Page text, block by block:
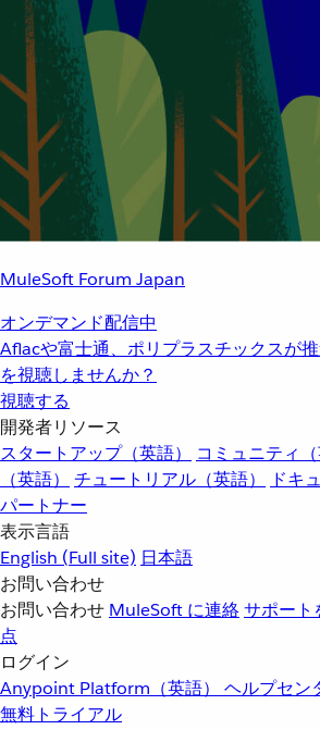
MuleSoft Forum Japan
オンデマンド配信中
Aflacや富士通、ポリプラスチックスが
を視聴しませんか？
視聴する
開発者リソース
スタートアップ（英語）
コミュニティ（
（英語）
チュートリアル（英語）
ドキ
パートナー
表示言語
English (Full site) 日本語
お問い合わせ
お問い合わせ MuleSoft に連絡サポート
点
ログイン
Anypoint Platform（英語） ヘルプセン
無料トライアル